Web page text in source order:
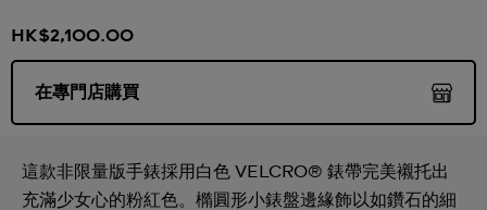
HK$2,100.00
在專門店購買
這款非限量版手錶採用白色 VELCRO® 錶帶完美襯托出
充滿少女心的粉紅色。橢圓形小錶盤邊緣飾以如鑽石的細